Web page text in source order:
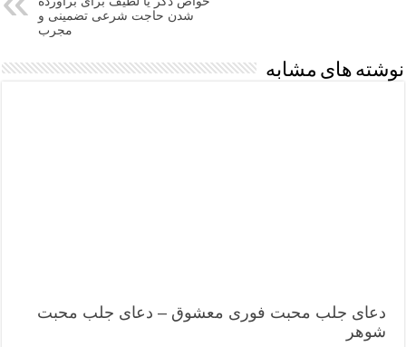
شدن حاجت شرعی تضمینی و
مجرب
نوشته های مشابه
دعای جلب محبت فوری معشوق – دعای جلب محبت
شوهر